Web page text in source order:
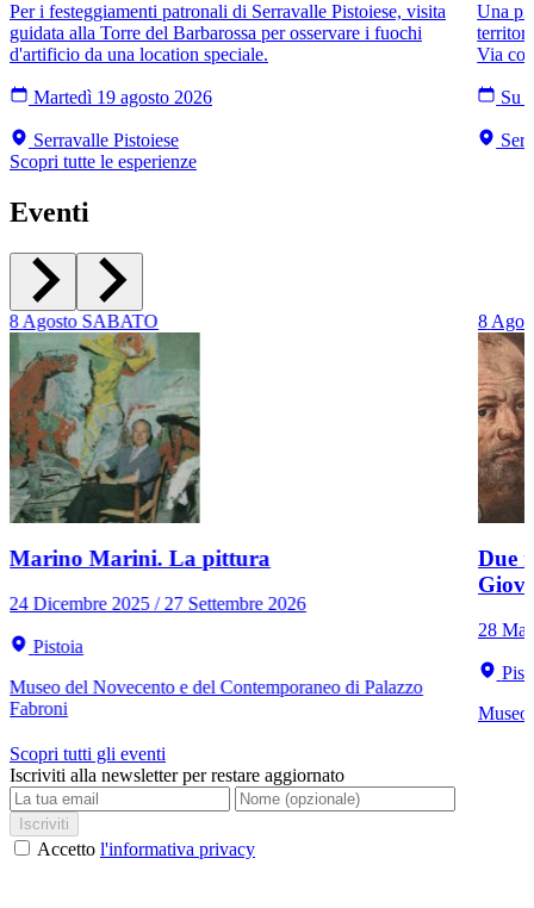
Per i festeggiamenti patronali di Serravalle Pistoiese, visita
guidata alla Torre del Barbarossa per osservare i fuochi
d'artificio da una location speciale.
Martedì 19 agosto 2026
Serravalle Pistoiese
Una
Via
Su
Scopri tutte le esperienze
Eventi
8Agosto SABATO
Marino Marini. La pittura
24 Dicembre 2025 / 27 Settembre 2026
Pistoia
Museo del Novecento e del Contemporaneo di Palazzo
Fabroni
8
Due
28
Museo
Scopri tutti gli eventi
Iscriviti alla newsletter per restare aggiornato
Iscriviti
Accetto l'informativa privacy